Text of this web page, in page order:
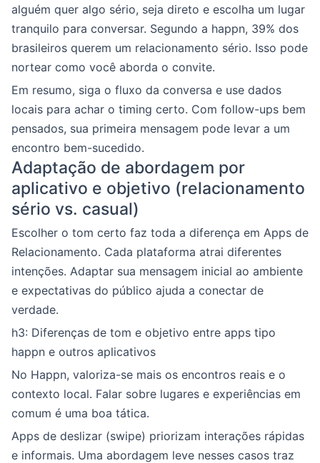
alguém quer algo sério, seja direto e escolha um lugar
tranquilo para conversar. Segundo a happn, 39% dos
brasileiros querem um relacionamento sério. Isso pode
nortear como você aborda o convite.
Em resumo, siga o fluxo da conversa e use dados
locais para achar o timing certo. Com follow-ups bem
pensados, sua primeira mensagem pode levar a um
encontro bem-sucedido.
Adaptação de abordagem por
aplicativo e objetivo (relacionamento
sério vs. casual)
Escolher o tom certo faz toda a diferença em Apps de
Relacionamento. Cada plataforma atrai diferentes
intenções. Adaptar sua mensagem inicial ao ambiente
e expectativas do público ajuda a conectar de
verdade.
h3: Diferenças de tom e objetivo entre apps tipo
happn e outros aplicativos
No Happn, valoriza-se mais os encontros reais e o
contexto local. Falar sobre lugares e experiências em
comum é uma boa tática.
Apps de deslizar (swipe) priorizam interações rápidas
e informais. Uma abordagem leve nesses casos traz